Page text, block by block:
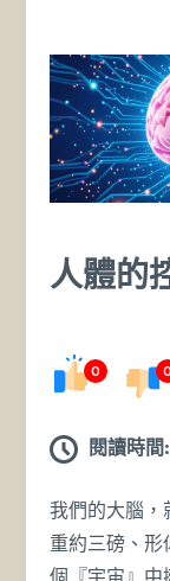
人體的
0 0
閱讀時間:
我們的大腦，
重約三磅、形